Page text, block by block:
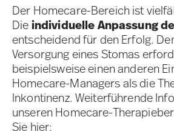
Der Homecare-Bereich ist
Dieindividuelle Anpassung
entscheidend für den Erfolg.
Versorgung eines Stomas
beispielsweise einen anderen
Homecare-Managers als die
Inkontinenz. Weiterführende
unseren Homecare-
Sie hier: